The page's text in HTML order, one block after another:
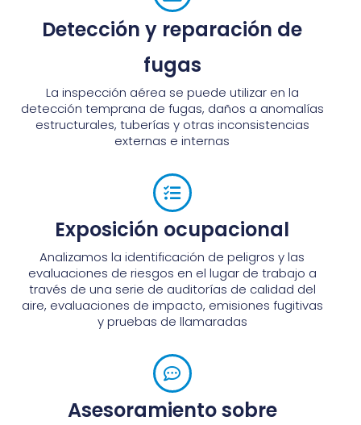
Detección y reparación de
fugas
La inspección aérea se puede utilizar en la
detección temprana de fugas, daños a anomalías
estructurales, tuberías y otras inconsistencias
externas e internas
Exposición ocupacional
Analizamos la identificación de peligros y las
evaluaciones de riesgos en el lugar de trabajo a
través de una serie de auditorías de calidad del
aire, evaluaciones de impacto, emisiones fugitivas
y pruebas de llamaradas
Asesoramiento sobre